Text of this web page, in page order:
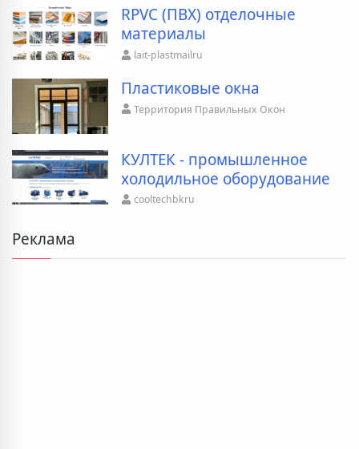
RPVC (ПВХ) отделочные
материалы
lait-plastmailru
Пластиковые окна
Территория Правильных Окон
КУЛТЕК - промышленное
холодильное оборудование
cooltechbkru
Реклама